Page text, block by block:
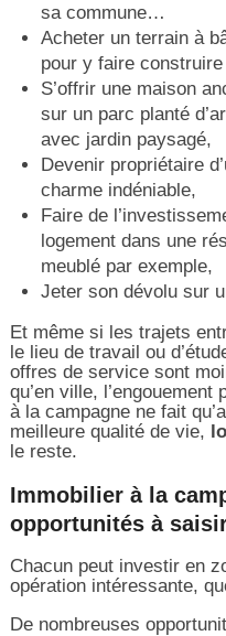
sa commune…
Acheter un terrain à
pour y faire
S’offrir une maison
sur un parc planté
avec jardin paysagé,
Devenir propriétaire
charme indéniable,
Faire de
logement dans une
meublé par exemple,
Jeter son dévolu sur
Et même si les trajets
le lieu de travail ou
offres de service sont
qu’en ville,
à la campagne ne fait
meilleure qualité de vie,
le reste.
Immobilier à la
opportunités à
Chacun peut investir en
opération intéressante,
De nombreuses